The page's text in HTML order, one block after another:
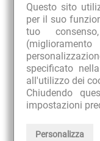
Questo sito
per il suo
tuo
specificato nella
all'utilizzo dei
Chiudendo
impostazioni
Personalizza